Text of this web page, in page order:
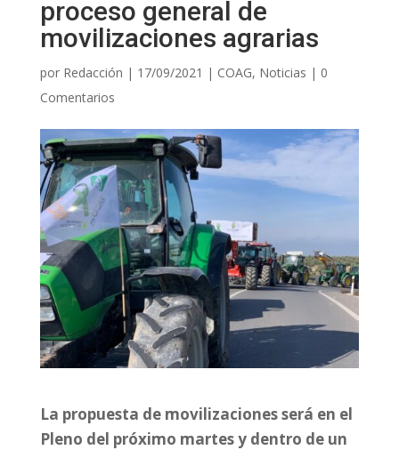
proceso general de
movilizaciones agrarias
por Redacción | 17/09/2021 | COAG, Noticias | 0
Comentarios
La propuesta de movilizaciones será en el
Pleno del próximo martes y dentro de un